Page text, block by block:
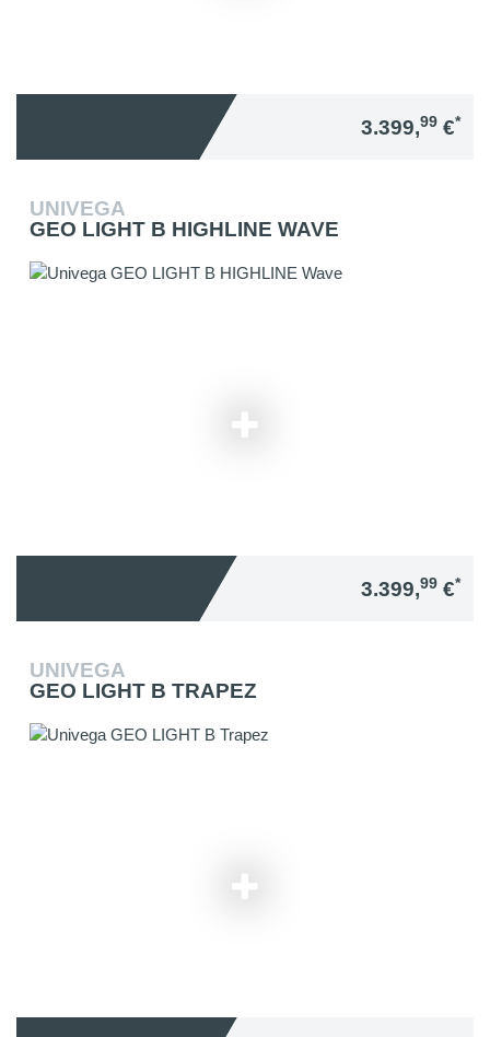
3.399,99 €*
UNIVEGA
GEO LIGHT B HIGHLINE WAVE
3.399,99 €*
UNIVEGA
GEO LIGHT B TRAPEZ